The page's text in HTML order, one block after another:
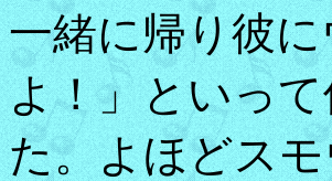
一緒に帰り彼
よ！」といっ
た。よほどス